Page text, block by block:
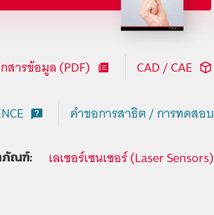
สารข้อมูล (PDF) CAD / CAE
คำขอการสาธิต / การทดสอบ
ภัณฑ์: เลเซอร์เซนเซอร์ (Laser Sensors)